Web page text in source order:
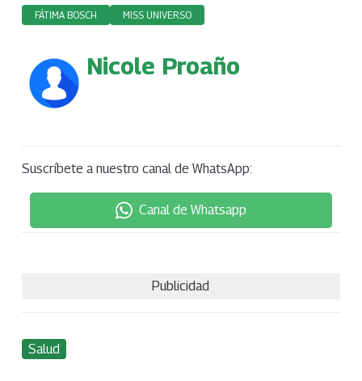
FÁTIMA BOSCH MISS UNIVERSO
Nicole Proaño
Suscríbete a nuestro canal de WhatsApp:
Canal de Whatsapp
Publicidad
Salud